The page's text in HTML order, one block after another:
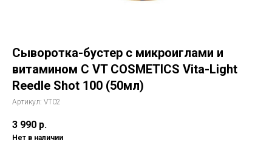
Сыворотка-бустер с микроиглами и
витамином C VT COSMETICS Vita-Light
Reedle Shot 100 (50мл)
Артикул: VT02
3 990 р.
Нет в наличии
Блог
Контакты